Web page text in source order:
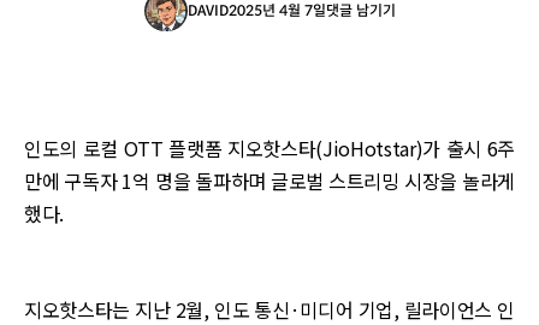
DAVID2025년 4월 7일댓글 남기기
인도의 로컬 OTT 플랫폼 지오핫스타(JioHotstar)가 출시 6주
만에 구독자 1억 명을 돌파하며 글로벌 스트리밍 시장을 놀라게
했다.
지오핫스타는 지난 2월, 인도 통신·미디어 기업, 릴라이언스 인